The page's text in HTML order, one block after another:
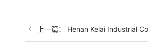
上一篇： Henan Kelai Industrial